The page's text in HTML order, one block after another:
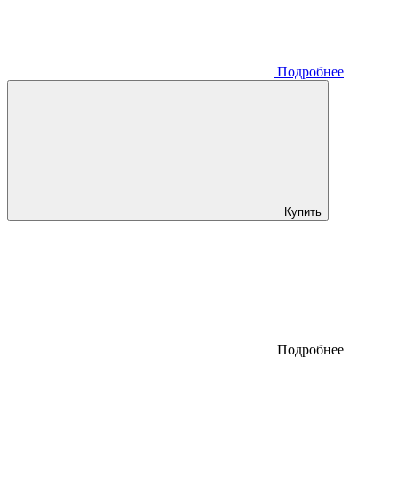
Подробнее
Купить
Подробнее